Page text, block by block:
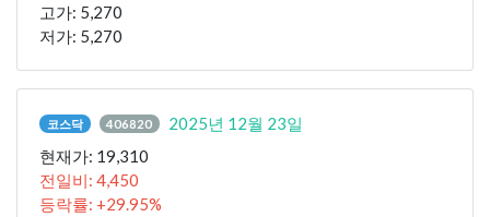
고가: 5,270
저가: 5,270
코스닥 406820
2025년 12월 23일
현재가: 19,310
전일비: 4,450
등락률: +29.95%